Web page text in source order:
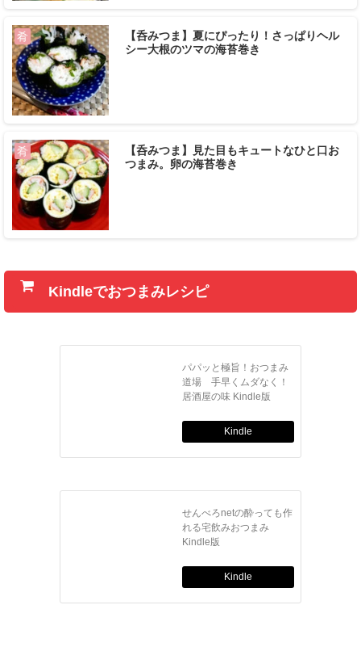
肴
【呑みつま】夏にぴったり！さっぱりヘル
シー大根のツマの海苔巻き
肴
【呑みつま】見た目もキュートなひと口お
つまみ。卵の海苔巻き
Kindleでおつまみレシピ
パパッと極旨！おつまみ
道場 手早くムダなく！
居酒屋の味 Kindle版
Kindle
せんべろnetの酔っても作
れる宅飲みおつまみ
Kindle版
Kindle